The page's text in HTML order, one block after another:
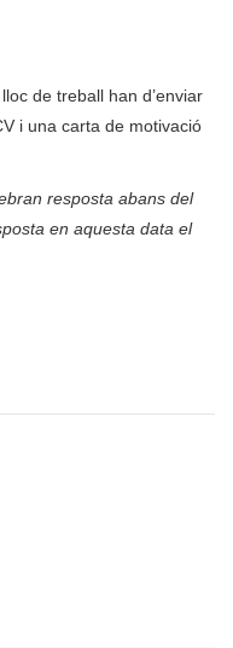
de treball han d’enviar
i una carta de motivació
resposta abans del
en aquesta data el